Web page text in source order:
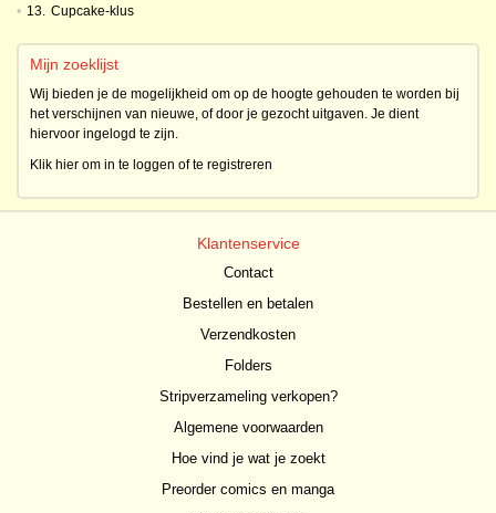
• 13. Cupcake-klus
Mijn zoeklijst
Wij bieden je de mogelijkheid om op de hoogte gehouden te worden bij
het verschijnen van nieuwe, of door je gezocht uitgaven. Je dient
hiervoor ingelogd te zijn.
Klik hier om in te loggen of te registreren
Klantenservice
Contact
Bestellen en betalen
Verzendkosten
Folders
Stripverzameling verkopen?
Algemene voorwaarden
Hoe vind je wat je zoekt
Preorder comics en manga